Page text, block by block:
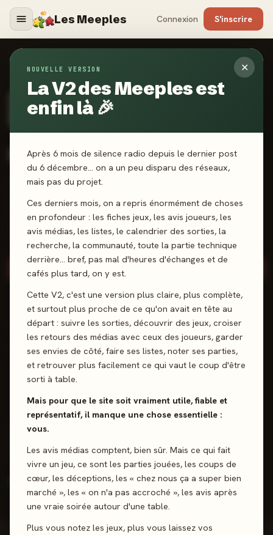
Les Meeples Connexion S'inscrire
✕
NOUVELLE VERSION
La V2 des Meeples est
enfin là 🎉
Après 6 mois de silence radio depuis le dernier post
du 6 décembre… on a un peu disparu des réseaux,
mais pas du projet.
Ces derniers mois, on a repris énormément de choses
en profondeur : les fiches jeux, les avis joueurs, les
avis médias, les listes, le calendrier des sorties, la
recherche, la communauté, toute la partie technique
derrière… bref, pas mal d'heures d'échanges et de
cafés plus tard, on y est.
Cette V2, c'est une version plus claire, plus complète,
et surtout plus proche de ce qu'on avait en tête au
départ : suivre les sorties, découvrir des jeux, croiser
les retours des médias avec ceux des joueurs, garder
ses envies de côté, faire ses listes, noter ses parties,
et retrouver plus facilement ce qui vaut le coup d'être
sorti à table.
Mais pour que le site soit vraiment utile, fiable et
représentatif, il manque une chose essentielle :
vous.
Les avis médias comptent, bien sûr. Mais ce qui fait
vivre un jeu, ce sont les parties jouées, les coups de
cœur, les déceptions, les « chez nous ça a super bien
marché », les « on n'a pas accroché », les avis après
une vraie soirée autour d'une table.
Plus vous notez les jeux, plus vous laissez vos
MÉDIAS
CERTIFIÉ
Instagram
kev_clz_aimelesjeux
Reviews, Réels, Passion! Métier:
filles: 👧 6ans et demi 👧 3ans et demi
Loisirs: jeux de société, séries &
football
Suivre ce média
DERNIER AVIS PUBLIÉ
"C'est très fun. C'est rapide, on
veut sa revanche et tenter de
faire mieux.
Oink Games · 18 sept. 2024
83% positives 29 reviews Top 32% · Positif